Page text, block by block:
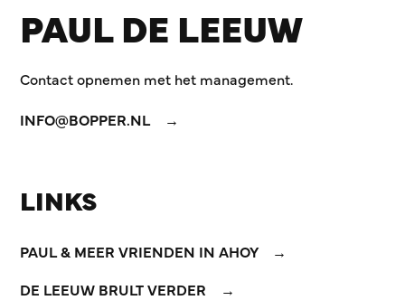
PAUL DE LEEUW
Contact opnemen met het management.
INFO@BOPPER.NL
LINKS
PAUL & MEER VRIENDEN IN AHOY
DE LEEUW BRULT VERDER